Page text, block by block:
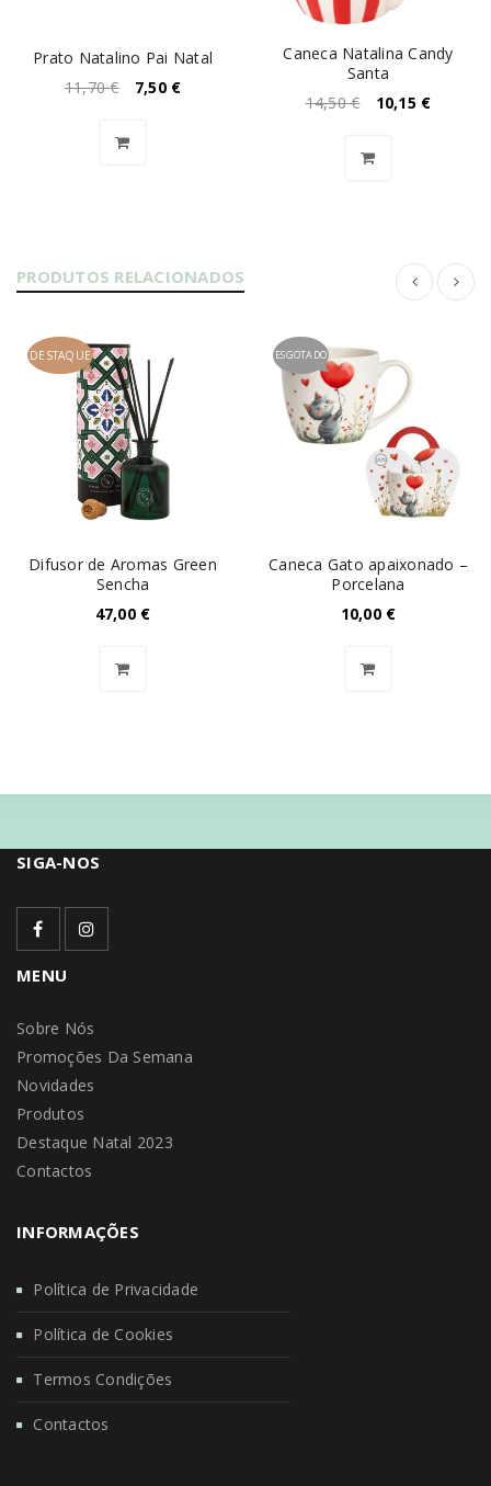
Prato Natalino Pai Natal
11,70€ 7,50 €
Caneca Natalina Candy
Santa
14,50€ 10,15 €
PRODUTOS RELACIONADOS
DESTAQUE
Difusor de Aromas Green
Sencha
47,00 €
ESGOTADO
Caneca Gato apaixonado –
Porcelana
10,00 €
SIGA-NOS
MENU
Sobre Nós
Promoções Da Semana
Novidades
Produtos
Destaque Natal 2023
Contactos
INFORMAÇÕES
Política de Privacidade
Política de Cookies
Termos Condições
Contactos